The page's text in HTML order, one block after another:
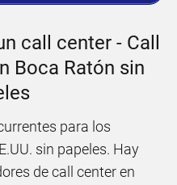
call center - Call
Boca Ratón sin
para los
sin papeles. Hay
de call center en